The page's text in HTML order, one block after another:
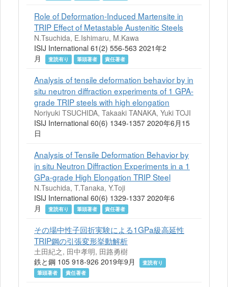
Role of Deformation-Induced Martensite in
TRIP Effect of Metastable Austenitic Steels
N.Tsuchida, E.Ishimaru, M.Kawa
ISIJ International 61(2) 556-563 2021年2
月
査読有り 筆頭著者 責任著者
Analysis of tensile deformation behavior by in
situ neutron diffraction experiments of 1 GPA-
grade TRIP steels with high elongation
Noriyuki TSUCHIDA, Takaaki TANAKA, Yuki TOJI
ISIJ International 60(6) 1349-1357 2020年6月15
日
Analysis of Tensile Deformation Behavior by
in situ Neutron Diffraction Experiments in a 1
GPa-grade High Elongation TRIP Steel
N.Tsuchida, T.Tanaka, Y.Toji
ISIJ International 60(6) 1329-1337 2020年6
月
査読有り 筆頭著者 責任著者
その場中性子回折実験による1GPa級高延性
TRIP鋼の引張変形挙動解析
土田紀之, 田中孝明, 田路勇樹
鉄と鋼 105 918-926 2019年9月
査読有り
筆頭著者
責任著者